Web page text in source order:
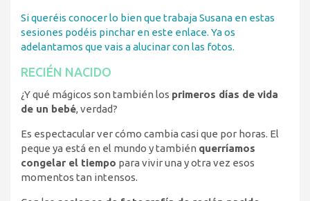
Si queréis conocer lo bien que trabaja Susana en estas
sesiones podéis pinchar en este enlace. Ya os
adelantamos que vais a alucinar con las fotos.
RECIÉN NACIDO
¿Y qué mágicos son también los primeros días de vida
de un bebé, verdad?
Es espectacular ver cómo cambia casi que por horas. El
peque ya está en el mundo y también querríamos
congelar el tiempo para vivir una y otra vez esos
momentos tan intensos.